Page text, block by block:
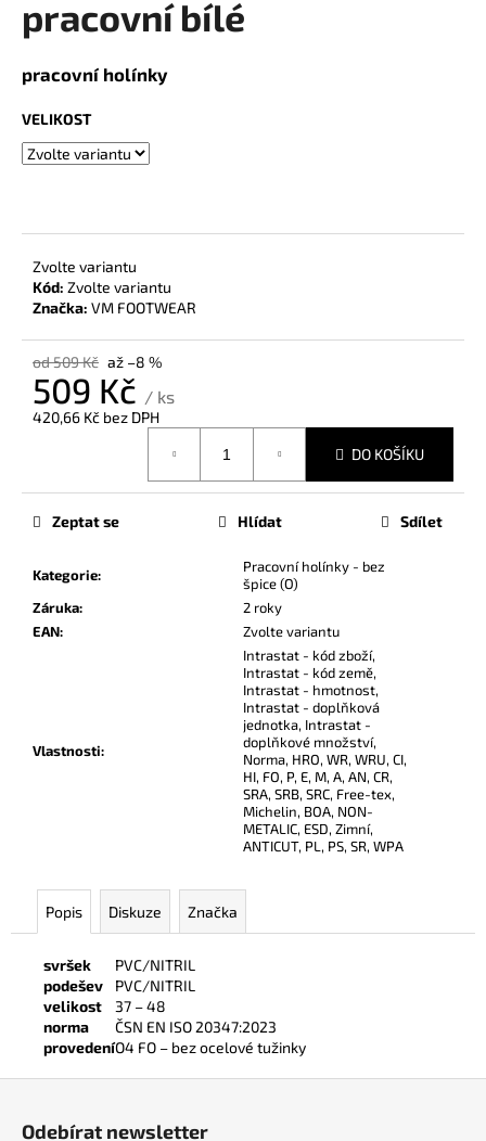
pracovní bílé
pracovní holínky
VELIKOST
Zvolte variantu
Kód: Zvolte variantu
Značka: VM FOOTWEAR
od 509 Kč až –8 %
509 Kč / ks
420,66 Kč bez DPH
DO KOŠÍKU
Kategorie:
Pracovní holínky - bez
špice (O)
Záruka:
2 roky
EAN: Zvolte variantu
Vlastnosti:
Intrastat - kód zboží,
Intrastat - kód země,
Intrastat - hmotnost,
Intrastat - doplňková
jednotka, Intrastat -
doplňkové množství,
Norma, HRO, WR, WRU, CI,
HI, FO, P, E, M, A, AN, CR,
SRA, SRB, SRC, Free-tex,
Michelin, BOA, NON-
METALIC, ESD, Zimní,
ANTICUT, PL, PS, SR, WPA
Zeptat se Hlídat Sdílet
Popis Diskuze Značka
svršek
PVC/NITRIL
podešev
PVC/NITRIL
velikost
37 – 48
norma
ČSN EN ISO 20347:2023
provedeníO4 FO – bez ocelové tužinky
a
í
t
?
D
o
p
o
č
u
m
e
Odebírat newsletter